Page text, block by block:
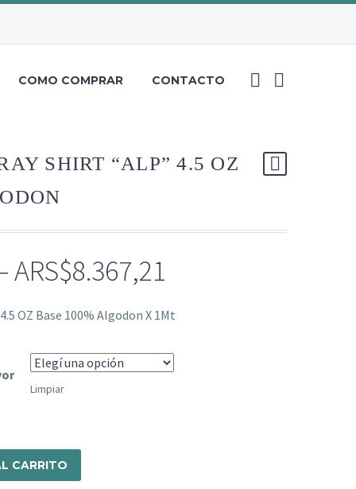
COMO COMPRAR CONTACTO
SHIRT “ALP” 4.5 OZ
ARS$8.367,21
ARS$5.976,58
through
ARS$8.367,21
OZ Base 100% Algodon X 1Mt
Limpiar
CARRITO